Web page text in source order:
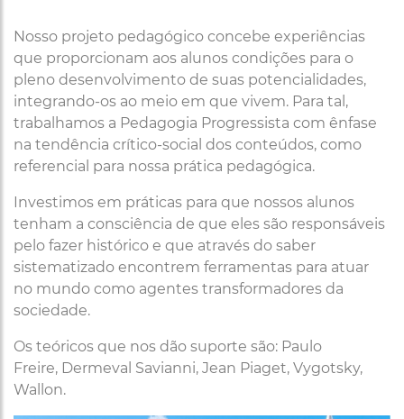
Nosso projeto pedagógico concebe experiências
que proporcionam aos alunos condições para o
pleno desenvolvimento de suas potencialidades,
integrando-os ao meio em que vivem. Para tal,
trabalhamos a Pedagogia Progressista com ênfase
na tendência crítico-social dos conteúdos, como
referencial para nossa prática pedagógica.
Investimos em práticas para que nossos alunos
tenham a consciência de que eles são responsáveis
pelo fazer histórico e que através do saber
sistematizado encontrem ferramentas para atuar
no mundo como agentes transformadores da
sociedade.
Os teóricos que nos dão suporte são: Paulo
Freire, Dermeval Savianni, Jean Piaget, Vygotsky,
Wallon.